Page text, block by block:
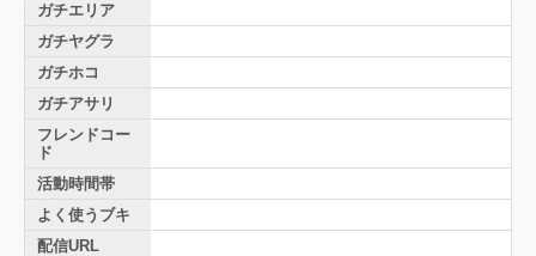
ガチエリア
ガチヤグラ
ガチホコ
ガチアサリ
フレンドコー
ド
活動時間帯
よく使うブキ
配信URL